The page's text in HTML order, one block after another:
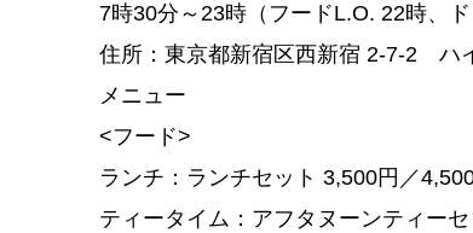
7時30分～23時（フードL.O. 22時、ド
住所：東京都新宿区西新宿 2-7-2 ハ
メニュー
<フード>
ランチ：ランチセット 3,500円／
ティータイム：アフタヌーンティー